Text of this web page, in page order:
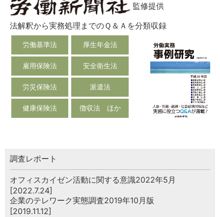
監修提供
法解釈から実務処理までのＱ＆Ａを分類収録
労働基準法 厚生年金法
雇用保険法 安全衛生法
労災保険法 派遣法
健康保険法 徴収法 ほか
調査レポート
オフィスカイゼン活動に関する意識2022年5月
[2022.7.24]
企業のテレワーク実態調査2019年10月版
[2019.11.12]